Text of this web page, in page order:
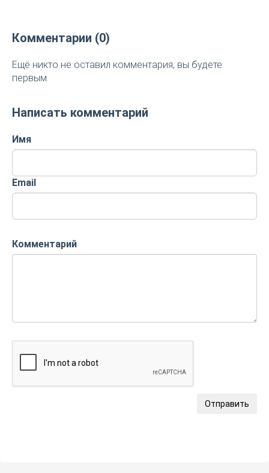
Комментарии (0)
Ещё никто не оставил комментария, вы будете
первым.
Написать комментарий
Имя
Email
Комментарий
Отправить